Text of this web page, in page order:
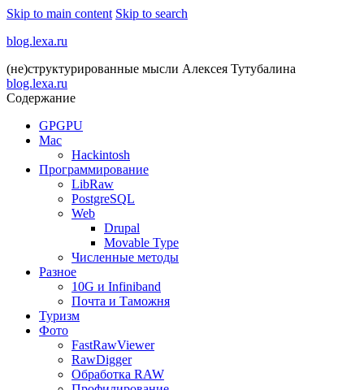
Skip to main content Skip to search
blog.lexa.ru
(не)структурированные мысли Алексея Тутубалина
blog.lexa.ru
Содержание
GPGPU
Mac
Hackintosh
Программирование
LibRaw
PostgreSQL
Web
Drupal
Movable Type
Численные методы
Разное
10G и Infiniband
Почта и Таможня
Туризм
Фото
FastRawViewer
RawDigger
Обработка RAW